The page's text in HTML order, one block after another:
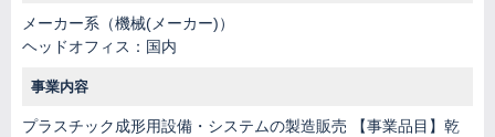
メーカー系（機械(メーカー)）
ヘッドオフィス：国内
事業内容
プラスチック成形用設備・システムの製造販売 【事業品目】乾